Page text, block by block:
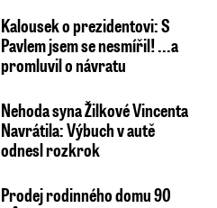
Kalousek o prezidentovi: S
Pavlem jsem se nesmířil! ...a
promluvil o návratu
Nehoda syna Žilkové Vincenta
Navrátila: Výbuch v autě
odnesl rozkrok
Prodej rodinného domu 90